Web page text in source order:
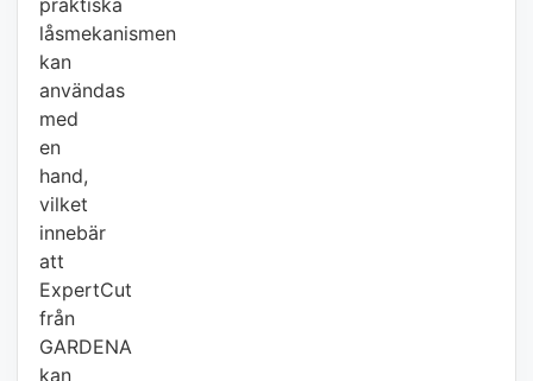
praktiska
låsmekanismen
kan
användas
med
en
hand,
vilket
innebär
att
ExpertCut
från
GARDENA
kan